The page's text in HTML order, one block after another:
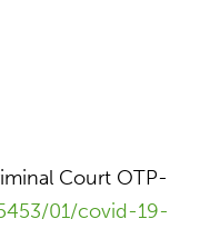
Court OTP-
01/covid-19-